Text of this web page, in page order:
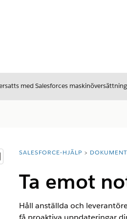
med Salesforces
innehållsförteckning
Du är här:
SALESFORCE-HJÄLP DOKUMENT
Ta emot
Håll anställda och